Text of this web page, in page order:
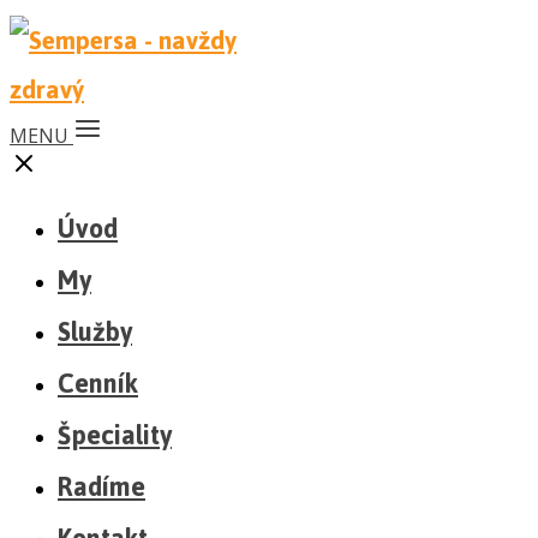
MENU
Úvod
My
Služby
Cenník
Špeciality
Radíme